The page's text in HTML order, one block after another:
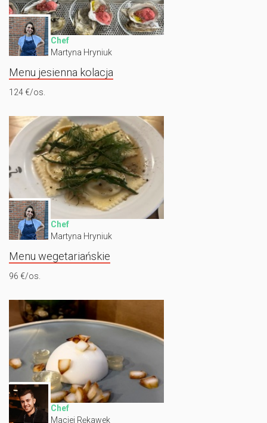
Chef
Martyna Hryniuk
Menu jesienna kolacja
124 €/os.
Chef
Martyna Hryniuk
Menu wegetariańskie
96 €/os.
Chef
Maciej Rękawek